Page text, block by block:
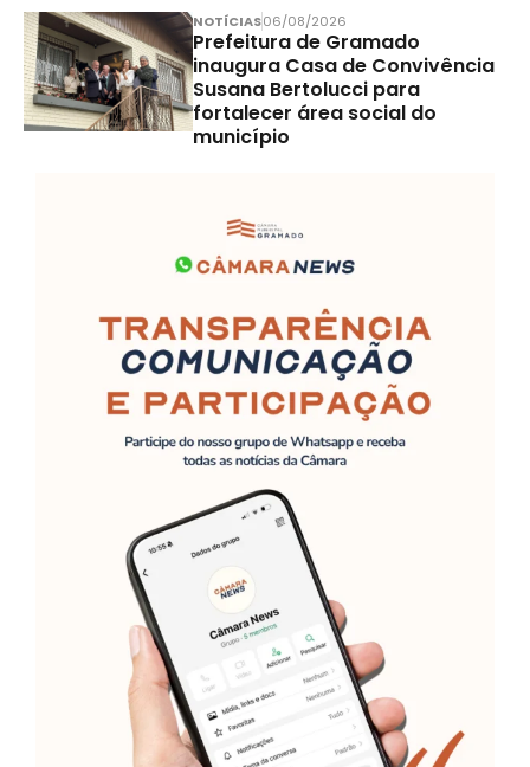
NOTÍCIAS06/08/2026
Prefeitura de Gramado
inaugura Casa de Convivência
Susana Bertolucci para
fortalecer área social do
município